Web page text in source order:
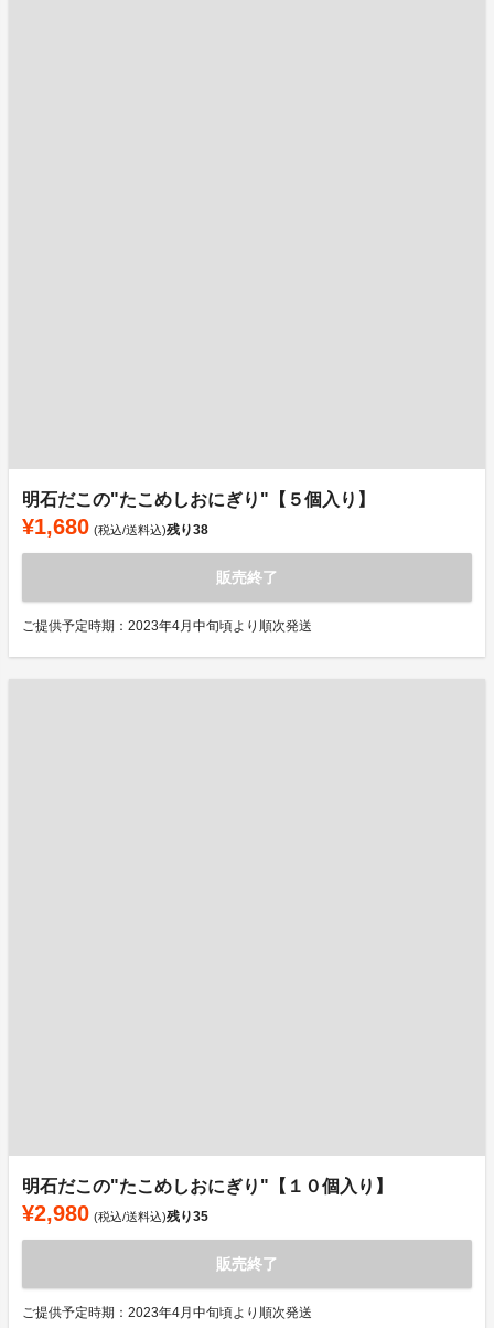
明石だこの"たこめしおにぎり"【５個入り】
¥1,680 (税込/送料込)残り38
販売終了
ご提供予定時期：2023年4月中旬頃より順次発送
明石だこの"たこめしおにぎり"【１０個入り】
¥2,980 (税込/送料込)残り35
販売終了
ご提供予定時期：2023年4月中旬頃より順次発送